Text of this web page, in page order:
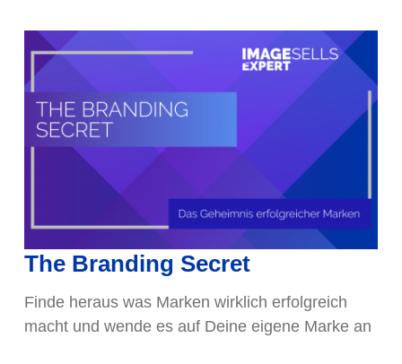
The Branding Secret
Finde heraus was Marken wirklich erfolgreich
macht und wende es auf Deine eigene Marke an